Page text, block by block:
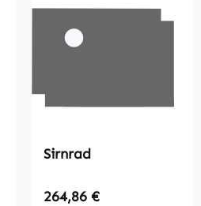
Sirnrad
Regulärer Preis:
264,86 €